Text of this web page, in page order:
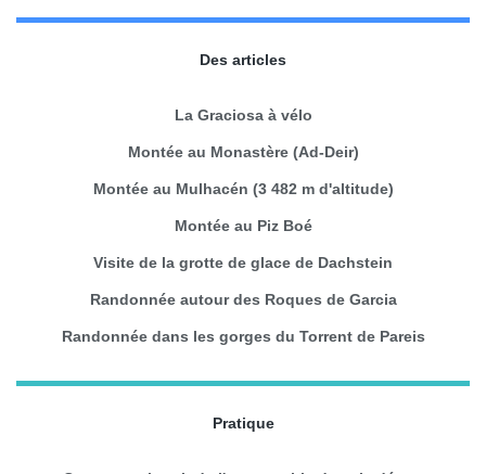
Des articles
La Graciosa à vélo
Montée au Monastère (Ad-Deir)
Montée au Mulhacén (3 482 m d'altitude)
Montée au Piz Boé
Visite de la grotte de glace de Dachstein
Randonnée autour des Roques de Garcia
Randonnée dans les gorges du Torrent de Pareis
Pratique